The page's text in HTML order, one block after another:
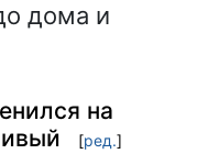
дома и
на
[ред.]